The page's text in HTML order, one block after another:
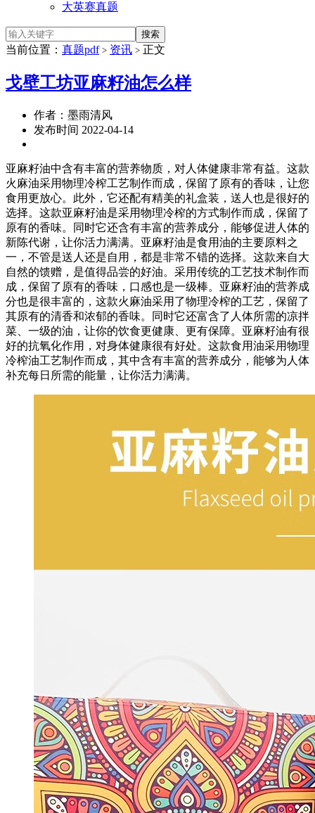
大英赛真题
当前位置： 真题pdf > 资讯 > 正文
戈壁工坊亚麻籽油怎么样
作者：墨雨清风
发布时间 2022-04-14
亚麻籽油中含有丰富的营养物质，对人体健康非常有益。这款
火麻油采用物理冷榨工艺制作而成，保留了原有的香味，让您
食用更放心。此外，它还配有精美的礼盒装，送人也是很好的
选择。这款亚麻籽油是采用物理冷榨的方式制作而成，保留了
原有的香味。同时它还含有丰富的营养成分，能够促进人体的
新陈代谢，让你活力满满。亚麻籽油是食用油的主要原料之
一，不管是送人还是自用，都是非常不错的选择。这款来自大
自然的馈赠，是值得品尝的好油。采用传统的工艺技术制作而
成，保留了原有的香味，口感也是一级棒。亚麻籽油的营养成
分也是很丰富的，这款火麻油采用了物理冷榨的工艺，保留了
其原有的清香和浓郁的香味。同时它还富含了人体所需的凉拌
菜、一级的油，让你的饮食更健康、更有保障。亚麻籽油有很
好的抗氧化作用，对身体健康很有好处。这款食用油采用物理
冷榨油工艺制作而成，其中含有丰富的营养成分，能够为人体
补充每日所需的能量，让你活力满满。